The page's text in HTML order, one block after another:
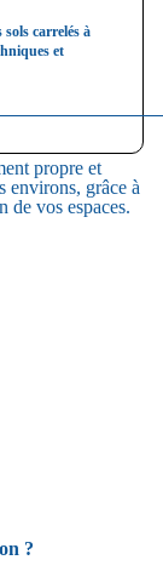
sols carrelés à
et
propre et
environs, grâce à
de vos espaces.
?